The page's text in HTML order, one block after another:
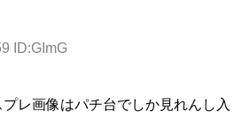
ID:GImG
レ画像はパチ台でしか見れんし入